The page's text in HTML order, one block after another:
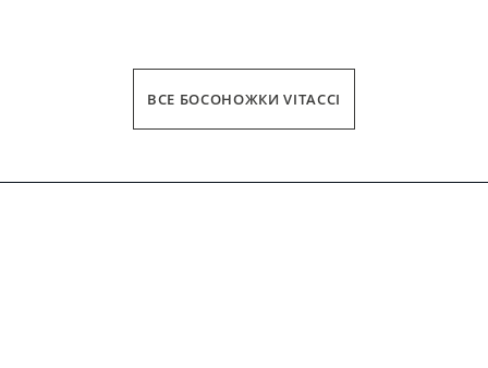
ВСЕ БОСОНОЖКИ VITACCI